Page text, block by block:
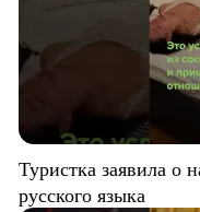
Туристка заявила о
русского языка